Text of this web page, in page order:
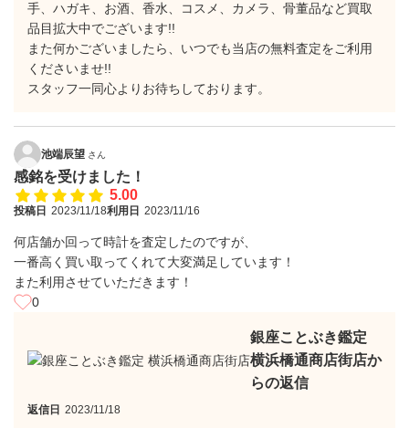
手、ハガキ、お酒、香水、コスメ、カメラ、骨董品など買取
品目拡大中でございます!!
また何かございましたら、いつでも当店の無料査定をご利用
くださいませ!!
スタッフ一同心よりお待ちしております。
池端辰望 さん
感銘を受けました！
5.00
投稿日 2023/11/18利用日 2023/11/16
何店舗か回って時計を査定したのですが、
一番高く買い取ってくれて大変満足しています！
また利用させていただきます！
0
銀座ことぶき鑑定
横浜橋通商店街店か
らの返信
返信日 2023/11/18